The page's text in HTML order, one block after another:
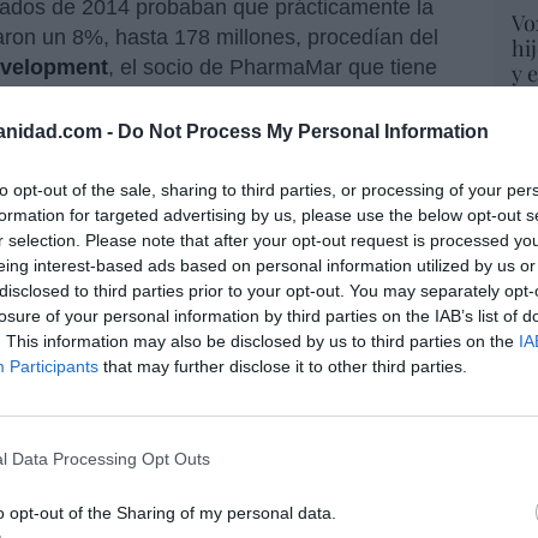
- Do Not Process My Personal Information
opt-out of the sale, sharing to third parties, or processing of your
for targeted advertising by us, please use the below opt-out
selection. Please note that after your opt-out request is processed
interest-based ads based on personal information utilized by us
to third parties prior to your opt-out. You may separately
of your personal information by third parties on the IAB’s list of
This information may also be disclosed by us to third parties on the
Participants that may further disclose it to other third parties.
Data Processing Opt Outs
opt-out of the Sharing of my personal data.
de 2014 probaban que prácticamente la
un 8%, hasta 178 millones, procedían del
, el socio de PharmaMar que tiene
en EEUU, presentó en noviembre del
registro para la aplicación del medicamento
blandos.
este artículo?
newsletter y recibe cada dia
y